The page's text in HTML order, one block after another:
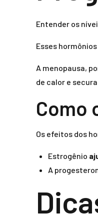
Entender os
Esses
A menopausa,
de calor e
Como
Os efeitos dos
Estrogênio
A